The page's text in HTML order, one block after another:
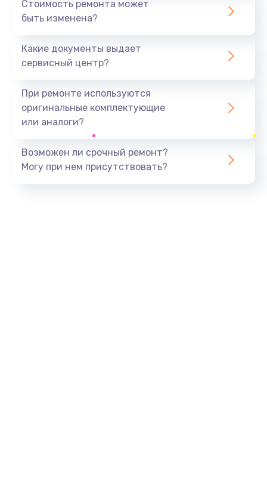
Ремонт южного моста
Замена батарейки BIOS
Заказать
Стоимость ремонта может
быть изменена?
Какие документы выдает
сервисный центр?
При ремонте используются
оригинальные комплектующие
или аналоги?
Возможен ли срочный ремонт?
Могу при нем присутствовать?